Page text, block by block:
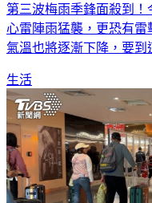
第三波梅雨季鋒面殺到！
心雷陣雨猛襲，更恐有雷
氣溫也將逐漸下降，要到
生活